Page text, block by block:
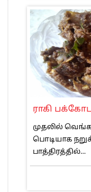
ராகி
முதலில்
பொடியாக
பாத்திரத்தில்...